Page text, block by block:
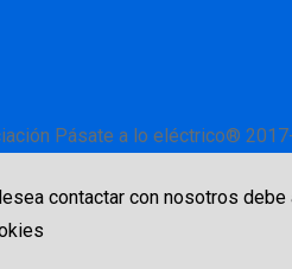
Pásate a lo eléctrico®
contactar con nosotros